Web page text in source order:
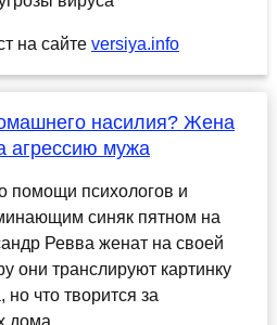
на сайте versiya.info
насилия? Жена
агрессию мужа
помощи психологов и
синяк пятном на
Ревва женат на своей
они транслируют картинку
что творится за